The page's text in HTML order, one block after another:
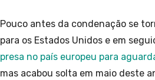
Pouco antes da condenação se
para os Estados Unidos e em
presa no país europeu para
mas acabou solta em maio deste